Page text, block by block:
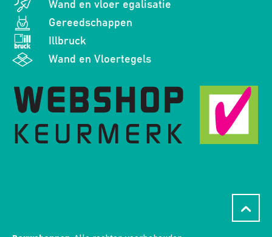
Wand en vloer egalisatie
Gereedschappen
Illbruck
Wand en Vloertegels